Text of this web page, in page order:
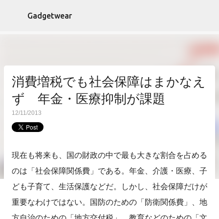
スキップしてメイン コンテンツに移動
Gadgetwear
消費増税でも社会保障はまかなえ
ず 年金・医療抑制が課題
12/11/2013
現在も将来も、国の財政の中で最も大きな割合を占める
のは「社会保障関係費」である。年金、介護・医療、子
ども子育て、生活保護などだ。しかし、社会保障だけが
重要なわけではない。国防のための「防衛関係費」、地